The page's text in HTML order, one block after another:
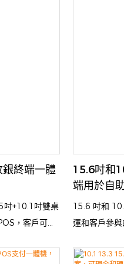
終端一體
吋+10.1吋雙桌
，客戶可以
驗
15.6吋和
端用於自
15.6 吋和
運和客戶參
螢幕則顯示